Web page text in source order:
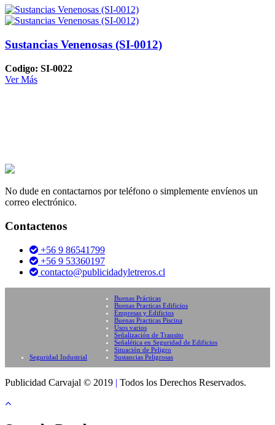
Sustancias Venenosas (SI-0012)
Codigo: SI-0022
Ver Más
No dude en contactarnos por teléfono o simplemente envíenos un
correo electrónico.
Contactenos
+56 9 86541799
+56 9 53360197
contacto@publicidadyletreros.cl
Seguridad Industrial
Buenas Prácticas
Buenas Practicas Edificios
Empresas y Edificios
Buenas Practicas Piscina
Usos varios
Señalización de Transito
Señalética en Seguridad de Edificios
Situación de Peligro
Sustancias Peligrosas
Publicidad Carvajal © 2019 | Todos los Derechos Reservados.